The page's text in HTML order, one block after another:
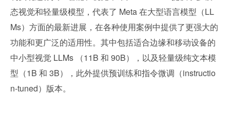
态视觉和轻量级模型，代表了 Meta 在大型语言模型（LL
Ms）方面的最新进展，在各种使用案例中提供了更强大的
功能和更广泛的适用性。其中包括适合边缘和移动设备的
中小型视觉 LLMs （11B 和 90B），以及轻量级纯文本模
型（1B 和 3B），此外提供预训练和指令微调（instructio
n-tuned）版本。